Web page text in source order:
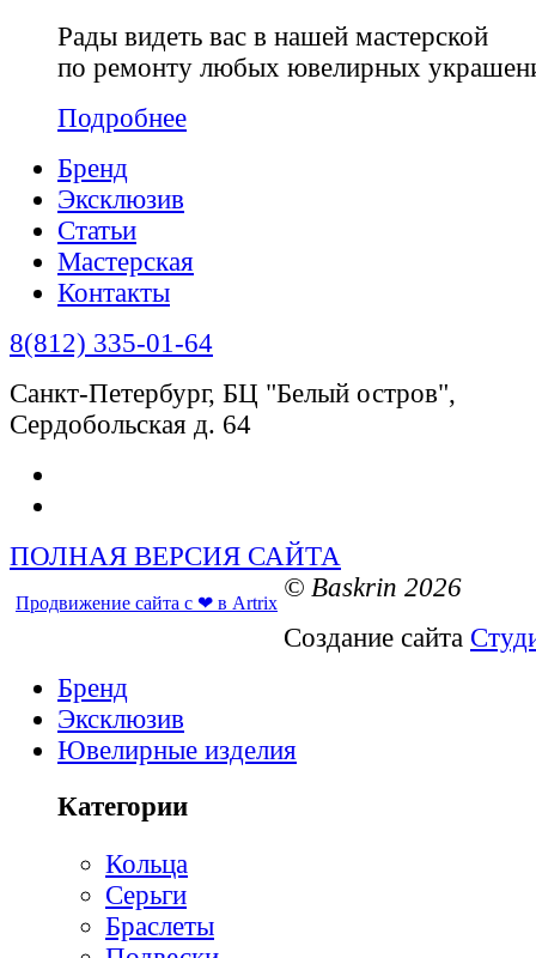
Рады видеть вас в нашей мастерской
по ремонту любых ювелирных
Подробнее
Бренд
Эксклюзив
Статьи
Мастерская
Контакты
8(812) 335-01-64
Санкт-Петербург, БЦ "Белый остров",
Сердобольская д. 64
ПОЛНАЯ ВЕРСИЯ САЙТА
© Baskrin 2026
Продвижение сайта с ❤ в Artrix
Создание сайта
Бренд
Эксклюзив
Ювелирные изделия
Категории
Кольца
Серьги
Браслеты